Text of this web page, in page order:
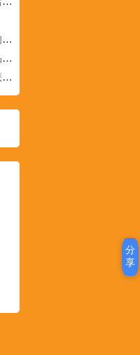
佛教故事：禅宗公案：佛和凡人的对话
药师坛城文化集团（药师坛城藏品馆）看门人邱天道研究员真诚欢迎“同道”朋友光临指导洽谈合作
一颗包菜，你可以炒出五道菜！怎么都吃不腻吃不腻
分
享